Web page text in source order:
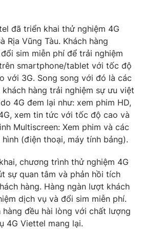
Shorts video
VTV Thể thao
Bất động sản
Tấm lòng Việt
Vươn mình bằng AI
VTV8
English
đã triển khai thử nghiệm 4G
Rịa Vũng Tàu. Khách hàng
sim miễn phí để trải nghiệm
smartphone/tablet với tốc độ
với 3G. Song song với đó là các
hàng trải nghiệm sự ưu việt
4G đem lại như: xem phim HD,
xem tin tức với tốc độ cao và
Multiscreen: Xem phim và các
hình (điện thoại, máy tính bảng).
chương trình thử nghiệm 4G
sự quan tâm và phản hồi tích
hàng. Hàng ngàn lượt khách
dịch vụ và đổi sim miễn phí.
hàng đều hài lòng với chất lượng
4G Viettel mang lại.